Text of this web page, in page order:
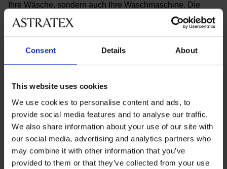
Consent Details About
This website uses cookies
We use cookies to personalise content and ads, to
provide social media features and to analyse our traffic.
We also share information about your use of our site with
our social media, advertising and analytics partners who
may combine it with other information that you’ve
provided to them or that they’ve collected from your use
Ihre Wäsche, sondern auch Ihre Waschmaschine. Die
Haken können sich sonst in der Trommel verfangen und
schon ist die Katastrophe da.
Kleidung zusammen mit dunkler Kleidung waschen,
vergraut oder vergilbt sie schneller und beginnt auch
🧼Unterwäsche gehört in der Regel nicht in den Trockner.
Die Materialien sind oft elastisch und sehr fein, verlieren
beim Trocknen an Elastizität und können mechanisch
beschädigt werden.
🧼Vermeiden Sie Pulverwaschmittel. Diese bilden
Klumpen und hinterlassen Flecken auf der Wäsche.
Verwenden Sie Waschgels für Feinwäsche, die eine